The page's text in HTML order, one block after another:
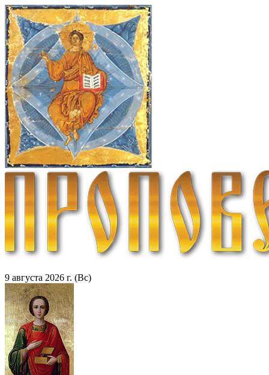
9 августа 2026 г. (Вс)